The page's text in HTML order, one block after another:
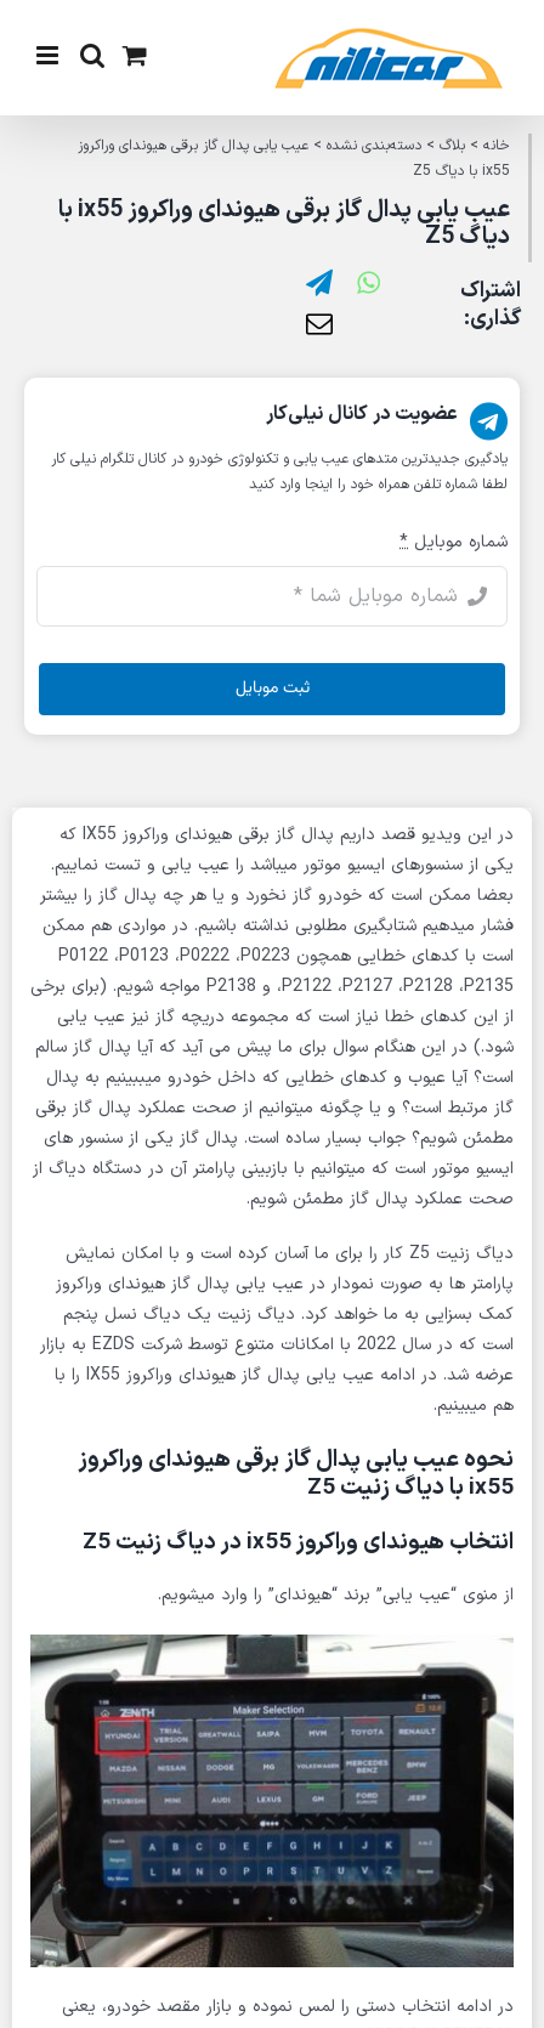
content
خانه> بلاگ> دسته‌بندی نشده> عیب یابی پدال گاز برقی هیوندای وراکروز
ix55 با دیاگ Z5
عیب یابی پدال گاز برقی هیوندای وراکروز ix55 با
دیاگ Z5
اشتراک
گذاری:
در این ویدیو قصد داریم پدال گاز برقی هیوندای وراکروز IX55 که
یکی از سنسورهای ایسیو موتور میباشد را عیب یابی و تست نماییم.
بعضا ممکن است که خودرو گاز نخورد و یا هر چه پدال گاز را بیشتر
فشار میدهیم شتابگیری مطلوبی نداشته باشیم. در مواردی هم ممکن
است با کدهای خطایی همچون P0122 ،P0123 ،P0222 ،P0223
،P2122 ،P2127 ،P2128 ،P2135 و P2138 مواجه شویم. (برای برخی
از این کدهای خطا نیاز است که مجموعه دریچه گاز نیز عیب یابی
شود.) در این هنگام سوال برای ما پیش می آید که آیا پدال گاز سالم
است؟ آیا عیوب و کدهای خطایی که داخل خودرو میببینیم به پدال
گاز مرتبط است؟ و یا چگونه میتوانیم از صحت عملکرد پدال گاز برقی
مطمئن شویم؟ جواب بسیار ساده است. پدال گاز یکی از سنسور های
ایسیو موتور است که میتوانیم با بازبینی پارامتر آن در دستگاه دیاگ از
صحت عملکرد پدال گاز مطمئن شویم.
دیاگ زنیت Z5 کار را برای ما آسان کرده است و با امکان نمایش
پارامتر ها به صورت نمودار در عیب یابی پدال گاز هیوندای وراکروز
کمک بسزایی به ما خواهد کرد. دیاگ زنیت یک دیاگ نسل پنجم
است که در سال 2022 با امکانات متنوع توسط شرکت EZDS به بازار
عرضه شد. در ادامه عیب یابی پدال گاز هیوندای وراکروز IX55 را با
هم میبینیم.
نحوه عیب یابی پدال گاز برقی هیوندای وراکروز
ix55 با دیاگ زنیت Z5
انتخاب هیوندای وراکروز ix55 در دیاگ زنیت Z5
از منوی “عیب یابی” برند “هیوندای” را وارد میشویم.
در ادامه انتخاب دستی را لمس نموده و بازار مقصد خودرو، یعنی
عضویت در کانال نیلی‌کار
یادگیری جدیدترین متد‌های عیب یابی‌ و تکنولوژی خودرو در کانال تلگرام نیلی کار
لطفا شماره تلفن همراه خود را اینجا وارد کنید
شماره موبایل *
ثبت موبایل